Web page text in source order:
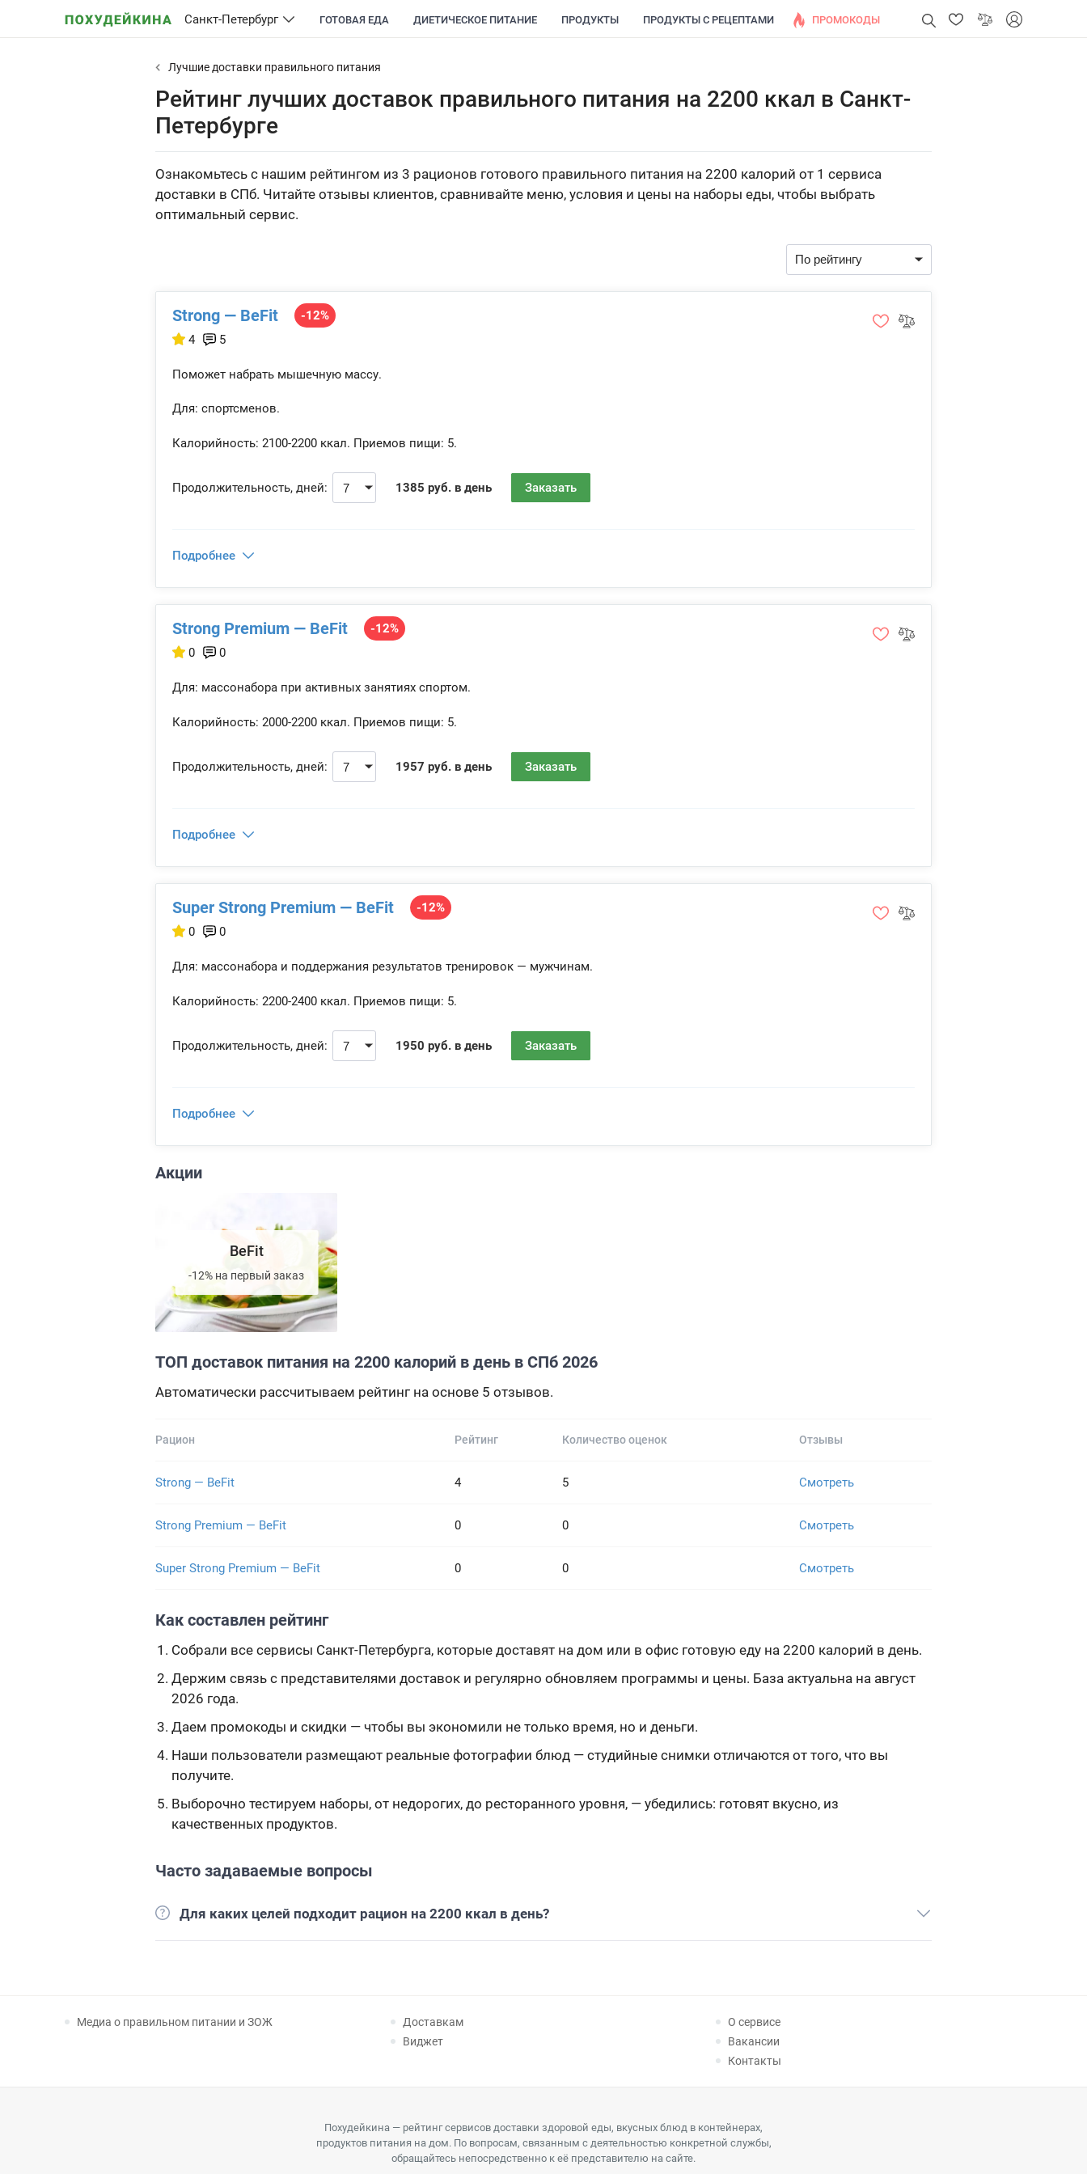
Санкт-Петербург ГОТОВАЯ ЕДА ДИЕТИЧЕСКОЕ ПИТАНИЕ ПРОДУКТЫ ПРОДУКТЫ С РЕЦЕПТАМИ ПРОМОКОДЫ
Лучшие доставки правильного питания
Рейтинг лучших доставок правильного питания на 2200 ккал в Санкт-
Петербурге
Ознакомьтесь с нашим рейтингом из 3 рационов готового правильного питания на 2200 калорий от 1 сервиса
доставки в СПб. Читайте отзывы клиентов, сравнивайте меню, условия и цены на наборы еды, чтобы выбрать
оптимальный сервис.
Strong — BeFit
-12%
4
5
Поможет набрать мышечную массу.
Для: спортсменов.
Калорийность: 2100-2200 ккал. Приемов пищи: 5.
Продолжительность, дней: 1385 руб. в день Заказать
Подробнее
Strong Premium — BeFit
-12%
0
0
Для: массонабора при активных занятиях спортом.
Калорийность: 2000-2200 ккал. Приемов пищи: 5.
Продолжительность, дней: 1957 руб. в день Заказать
Подробнее
Super Strong Premium — BeFit
-12%
0
0
Для: массонабора и поддержания результатов тренировок — мужчинам.
Калорийность: 2200-2400 ккал. Приемов пищи: 5.
Продолжительность, дней: 1950 руб. в день Заказать
Подробнее
Акции
BeFit
-12% на первый заказ
ТОП доставок питания на 2200 калорий в день в СПб 2026
Автоматически рассчитываем рейтинг на основе 5 отзывов.
Рацион Рейтинг Количество оценок Отзывы
Strong — BeFit 4 5 Смотреть
Strong Premium — BeFit 0 0 Смотреть
Super Strong Premium — BeFit 0 0 Смотреть
Как составлен рейтинг
Собрали все сервисы Санкт-Петербурга, которые доставят на дом или в офис готовую еду на 2200 калорий в день.
Держим связь с представителями доставок и регулярно обновляем программы и цены. База актуальна на август
2026 года.
Даем промокоды и скидки — чтобы вы экономили не только время, но и деньги.
Наши пользователи размещают реальные фотографии блюд — студийные снимки отличаются от того, что вы
получите.
Выборочно тестируем наборы, от недорогих, до ресторанного уровня, — убедились: готовят вкусно, из
качественных продуктов.
Часто задаваемые вопросы
Для каких целей подходит рацион на 2200 ккал в день?
Медиа о правильном питании и ЗОЖ
Доставкам
Виджет
О сервисе
Вакансии
Контакты
Похудейкина — рейтинг сервисов доставки здоровой еды, вкусных блюд в контейнерах,
продуктов питания на дом. По вопросам, связанным с деятельностью конкретной службы,
обращайтесь непосредственно к её представителю на сайте.